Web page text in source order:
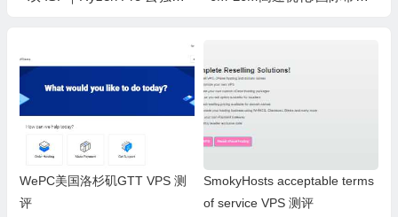
持加密货币
WePC美国洛杉矶GTT VPS 测
评
SmokyHosts acceptable terms
of service VPS 测评